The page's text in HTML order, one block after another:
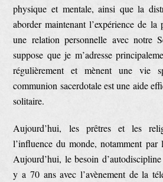
physique et mentale, ainsi que la
aborder maintenant l’expérience de
une relation personnelle avec notre
suppose que je m’adresse
régulièrement et mènent une vie
communion sacerdotale est une aide
solitaire.
Aujourd’hui, les prêtres et les
l’influence du monde, notamment par
Aujourd’hui, le besoin
y a 70 ans avec l’avènement de la